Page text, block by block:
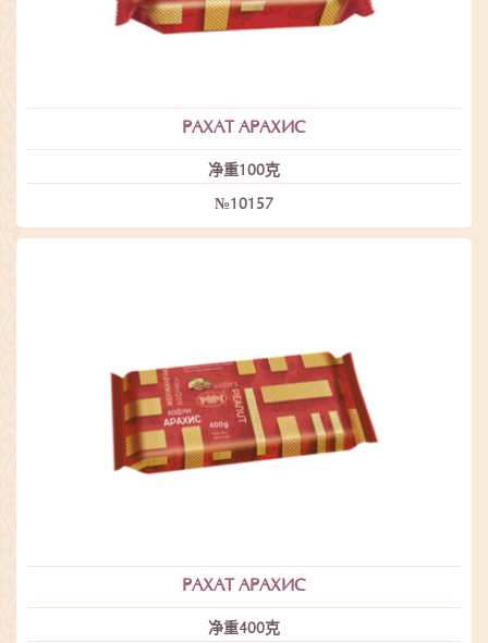
РАХАТ АРАХИС
净重100克
№10157
РАХАТ АРАХИС
净重400克